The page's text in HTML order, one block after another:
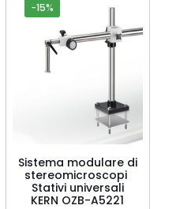
-15%
Sistema modulare di
stereomicroscopi 
Stativi universali
KERN OZB-A5221